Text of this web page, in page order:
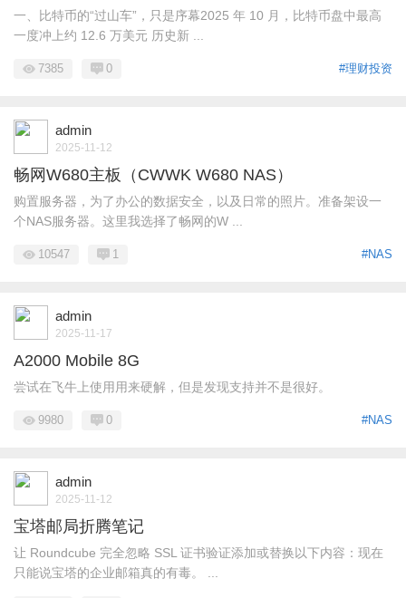
一、比特币的“过山车”，只是序幕2025 年 10 月，比特币盘中最高
一度冲上约 12.6 万美元 历史新 ...
#理财投资
7385 0
admin
2025-11-12
畅网W680主板（CWWK W680 NAS）
购置服务器，为了办公的数据安全，以及日常的照片。准备架设一
个NAS服务器。这里我选择了畅网的W ...
#NAS
10547 1
admin
2025-11-17
A2000 Mobile 8G
尝试在飞牛上使用用来硬解，但是发现支持并不是很好。
#NAS
9980 0
admin
2025-11-12
宝塔邮局折腾笔记
让 Roundcube 完全忽略 SSL 证书验证添加或替换以下内容：现在
只能说宝塔的企业邮箱真的有毒。 ...